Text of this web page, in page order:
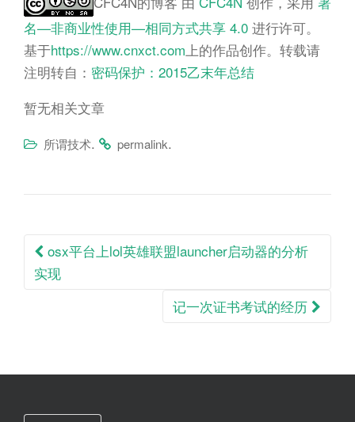
名—非商业性使用—相同方式共享 4.0 进行许可。
基于https://www.cnxct.com 上的作品创作。转载请
注明转自： 密码保护：2015乙末年总结
暂无相关文章
所谓技术. permalink.
Post
navigation
osx平台上lol英雄联盟launcher启动器的分析
实现
记一次证书考试的经历